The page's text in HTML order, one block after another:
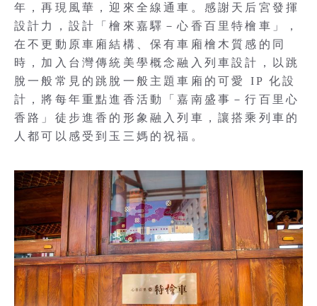
年，再現風華，迎來全線通車。感謝天后宮發揮
設計力，設計「檜來嘉驛－心香百里特檜車」，
在不更動原車廂結構、保有車廂檜木質感的同
時，加入台灣傳統美學概念融入列車設計，以跳
脫一般常見的跳脫一般主題車廂的可愛 IP 化設
計，將每年重點進香活動「嘉南盛事－行百里心
香路」徒步進香的形象融入列車，讓搭乘列車的
人都可以感受到玉三媽的祝福。